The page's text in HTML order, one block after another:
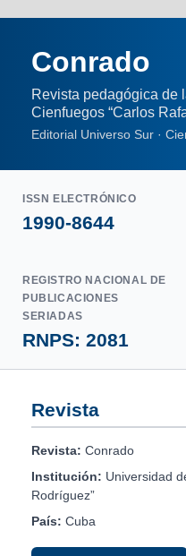
Conrado
Revista pedagógica de
Cienfuegos “Carlos
Editorial Universo Sur ·
ISSN ELECTRÓNICO
1990-8644
REGISTRO NACIONAL DE
PUBLICACIONES
SERIADAS
RNPS: 2081
Revista
Revista: Conrado
Institución: Universidad
Rodríguez”
País: Cuba